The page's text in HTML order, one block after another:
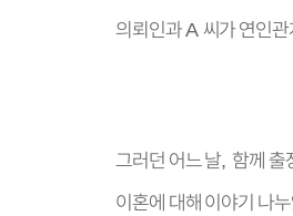
의뢰인과A 씨가 연인
그러던 어느 날, 함께 출
이혼에 대해 이야기 나